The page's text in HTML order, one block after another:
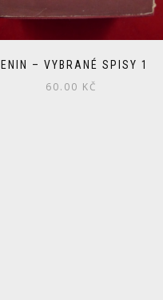
– VYBRANÉ SPISY 1
60.00 KČ